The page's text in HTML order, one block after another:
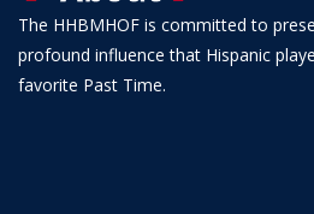
The HHBMHOF is committed to
profound influence that Hispanic
favorite Past Time.